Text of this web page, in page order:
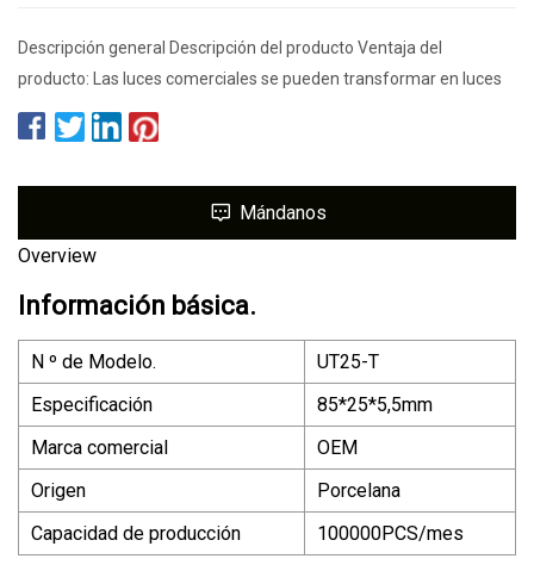
Descripción general Descripción del producto Ventaja del
producto: Las luces comerciales se pueden transformar en luces
Mándanos
Overview
Información básica.
N º de Modelo.
UT25-T
Especificación
85*25*5,5mm
Marca comercial
OEM
Origen
Porcelana
Capacidad de producción
100000PCS/mes